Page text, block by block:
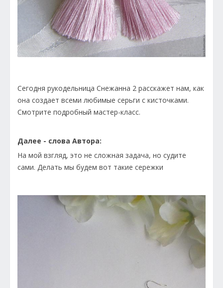
Сегодня рукодельница Снежанна 2 расскажет нам, как
она создает всеми любимые серьги с кисточками.
Смотрите подробный мастер-класс.
Далее - слова Автора:
На мой взгляд, это не сложная задача, но судите
сами. Делать мы будем вот такие сережки